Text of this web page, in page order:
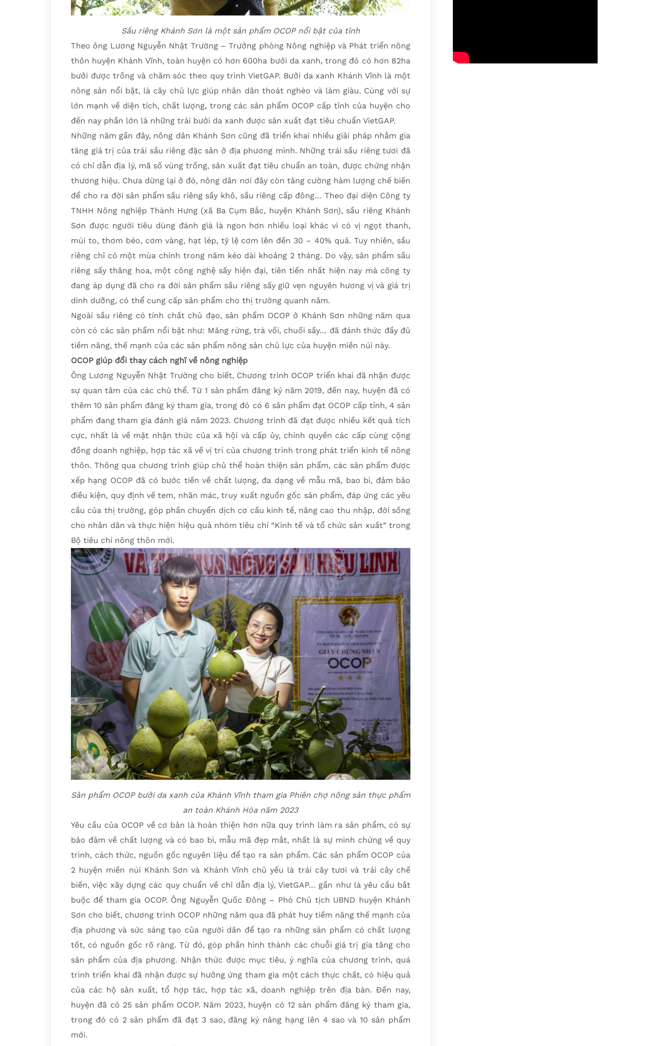
Sầu riêng Khánh Sơn là một sản phẩm OCOP nổi bật của tỉnh
Theo ông Lương Nguyễn Nhật Trường – Trưởng phòng Nông nghiệp và Phát triển nông
thôn huyện Khánh Vĩnh, toàn huyện có hơn 600ha bưởi da xanh, trong đó có hơn 82ha
bưởi được trồng và chăm sóc theo quy trình VietGAP. Bưởi da xanh Khánh Vĩnh là một
nông sản nổi bật, là cây chủ lực giúp nhân dân thoát nghèo và làm giàu. Cùng với sự
lớn mạnh về diện tích, chất lượng, trong các sản phẩm OCOP cấp tỉnh của huyện cho
đến nay phần lớn là những trái bưởi da xanh được sản xuất đạt tiêu chuẩn VietGAP.
Những năm gần đây, nông dân Khánh Sơn cũng đã triển khai nhiều giải pháp nhằm gia
tăng giá trị của trái sầu riêng đặc sản ở địa phương mình. Những trái sầu riêng tươi đã
có chỉ dẫn địa lý, mã số vùng trồng, sản xuất đạt tiêu chuẩn an toàn, được chứng nhận
thương hiệu. Chưa dừng lại ở đó, nông dân nơi đây còn tăng cường hàm lượng chế biến
để cho ra đời sản phẩm sầu riêng sấy khô, sầu riêng cấp đông… Theo đại diện Công ty
TNHH Nông nghiệp Thành Hưng (xã Ba Cụm Bắc, huyện Khánh Sơn), sầu riêng Khánh
Sơn được người tiêu dùng đánh giá là ngon hơn nhiều loại khác vì có vị ngọt thanh,
múi to, thơm béo, cơm vàng, hạt lép, tỷ lệ cơm lên đến 30 – 40% quả. Tuy nhiên, sầu
riêng chỉ có một mùa chính trong năm kéo dài khoảng 2 tháng. Do vậy, sản phẩm sầu
riêng sấy thăng hoa, một công nghệ sấy hiện đại, tiên tiến nhất hiện nay mà công ty
đang áp dụng đã cho ra đời sản phẩm sầu riêng sấy giữ vẹn nguyên hương vị và giá trị
dinh dưỡng, có thể cung cấp sản phẩm cho thị trường quanh năm.
Ngoài sầu riêng có tính chất chủ đạo, sản phẩm OCOP ở Khánh Sơn những năm qua
còn có các sản phẩm nổi bật như: Măng rừng, trà vối, chuối sấy… đã đánh thức đầy đủ
tiềm năng, thế mạnh của các sản phẩm nông sản chủ lực của huyện miền núi này.
OCOP giúp đổi thay cách nghĩ về nông nghiệp
Ông Lương Nguyễn Nhật Trường cho biết, Chương trình OCOP triển khai đã nhận được
sự quan tâm của các chủ thể. Từ 1 sản phẩm đăng ký năm 2019, đến nay, huyện đã có
thêm 10 sản phẩm đăng ký tham gia, trong đó có 6 sản phẩm đạt OCOP cấp tỉnh, 4 sản
phẩm đang tham gia đánh giá năm 2023. Chương trình đã đạt được nhiều kết quả tích
cực, nhất là về mặt nhận thức của xã hội và cấp ủy, chính quyền các cấp cùng cộng
đồng doanh nghiệp, hợp tác xã về vị trí của chương trình trong phát triển kinh tế nông
thôn. Thông qua chương trình giúp chủ thể hoàn thiện sản phẩm, các sản phẩm được
xếp hạng OCOP đã có bước tiến về chất lượng, đa dạng về mẫu mã, bao bì, đảm bảo
điều kiện, quy định về tem, nhãn mác, truy xuất nguồn gốc sản phẩm, đáp ứng các yêu
cầu của thị trường, góp phần chuyển dịch cơ cấu kinh tế, nâng cao thu nhập, đời sống
cho nhân dân và thực hiện hiệu quả nhóm tiêu chí “Kinh tế và tổ chức sản xuất” trong
Bộ tiêu chí nông thôn mới.
Sản phẩm OCOP bưởi da xanh của Khánh Vĩnh tham gia Phiên chợ nông sản thực phẩm
an toàn Khánh Hòa năm 2023
Yêu cầu của OCOP về cơ bản là hoàn thiện hơn nữa quy trình làm ra sản phẩm, có sự
bảo đảm về chất lượng và có bao bì, mẫu mã đẹp mắt, nhất là sự minh chứng về quy
trình, cách thức, nguồn gốc nguyên liệu để tạo ra sản phẩm. Các sản phẩm OCOP của
2 huyện miền núi Khánh Sơn và Khánh Vĩnh chủ yếu là trái cây tươi và trái cây chế
biến, việc xây dựng các quy chuẩn về chỉ dẫn địa lý, VietGAP… gần như là yêu cầu bắt
buộc để tham gia OCOP. Ông Nguyễn Quốc Đông – Phó Chủ tịch UBND huyện Khánh
Sơn cho biết, chương trình OCOP những năm qua đã phát huy tiềm năng thế mạnh của
địa phương và sức sáng tạo của người dân để tạo ra những sản phẩm có chất lượng
tốt, có nguồn gốc rõ ràng. Từ đó, góp phần hình thành các chuỗi giá trị gia tăng cho
sản phẩm của địa phương. Nhận thức được mục tiêu, ý nghĩa của chương trình, quá
trình triển khai đã nhận được sự hưởng ứng tham gia một cách thực chất, có hiệu quả
của các hộ sản xuất, tổ hợp tác, hợp tác xã, doanh nghiệp trên địa bàn. Đến nay,
huyện đã có 25 sản phẩm OCOP. Năm 2023, huyện có 12 sản phẩm đăng ký tham gia,
trong đó có 2 sản phẩm đã đạt 3 sao, đăng ký nâng hạng lên 4 sao và 10 sản phẩm
mới.